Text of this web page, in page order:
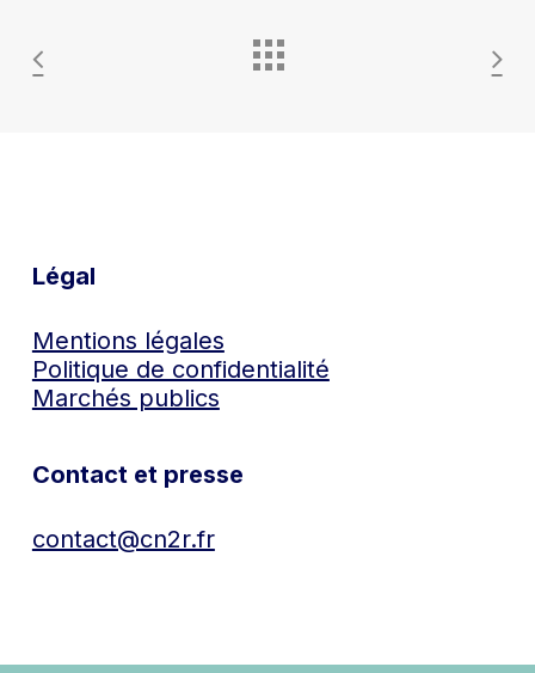
Légal
Mentions légales
Politique de confidentialité
Marchés publics
Contact et presse
contact@cn2r.fr